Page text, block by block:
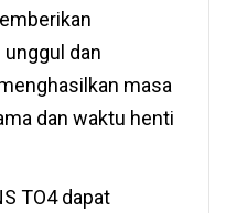
dan
masa
dan waktu henti
TO4 dapat